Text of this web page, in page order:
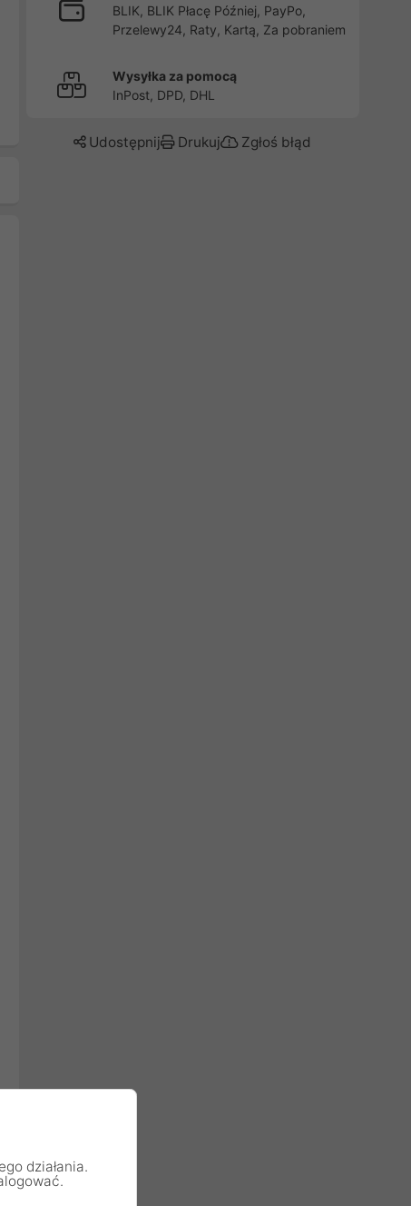
BLIK, BLIK Płacę Później, PayPo,
Przelewy24, Raty, Kartą, Za pobraniem
Wysyłka za pomocą
InPost, DPD, DHL
Udostępnij Drukuj Zgłoś błąd
działania.